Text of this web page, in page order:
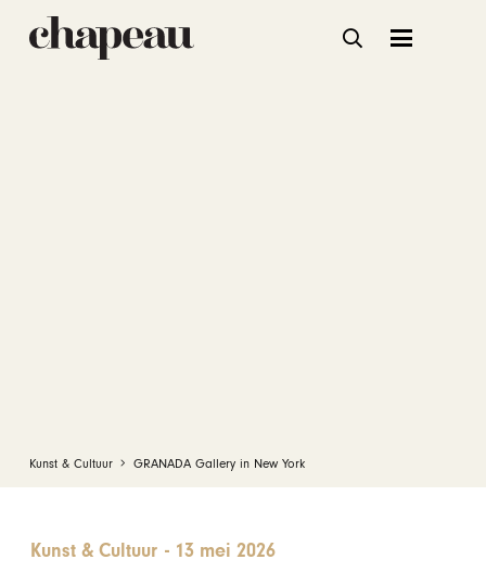
Kunst & Cultuur GRANADA Gallery in New York
Kunst & Cultuur - 13 mei 2026